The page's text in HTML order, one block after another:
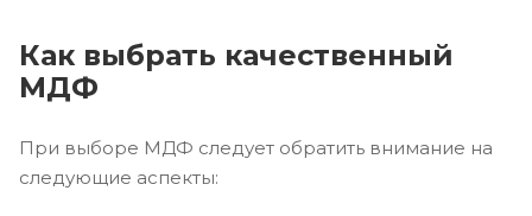
Как выбрать качественный
МДФ
При выборе МДФ следует обратить внимание на
следующие аспекты: